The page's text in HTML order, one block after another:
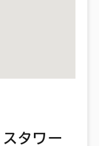
タワー